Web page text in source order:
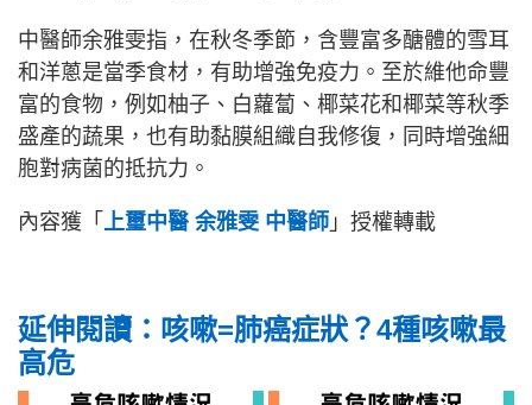
中醫師余雅雯指，在秋冬季節，含豐富多醣體的雪耳
和洋蔥是當季食材，有助增強免疫力。至於維他命豐
富的食物，例如柚子、白蘿蔔、椰菜花和椰菜等秋季
盛產的蔬果，也有助黏膜組織自我修復，同時增強細
胞對病菌的抵抗力。
內容獲「 上璽中醫 余雅雯 中醫師 」授權轉載
延伸閱讀：咳嗽=肺癌症狀？4種咳嗽最
高危